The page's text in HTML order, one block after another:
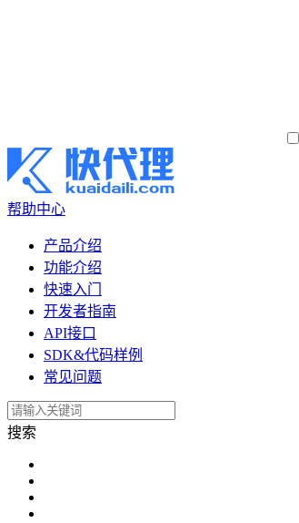
帮助中心
产品介绍
功能介绍
快速入门
开发者指南
API接口
SDK&代码样例
常见问题
搜索